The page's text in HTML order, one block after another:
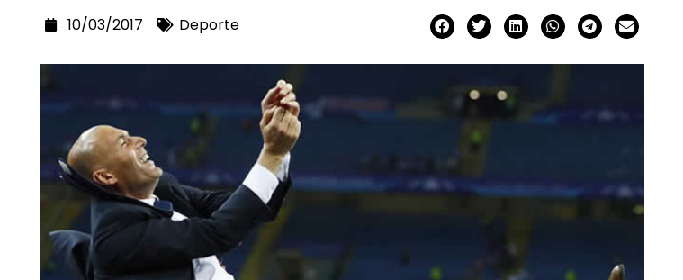
10/03/2017 Deporte